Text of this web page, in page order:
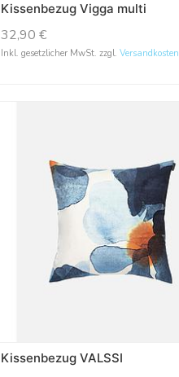
Kissenbezug Vigga multi
32,90 €
Inkl. gesetzlicher MwSt. zzgl.Versandkosten
Kissenbezug VALSSI